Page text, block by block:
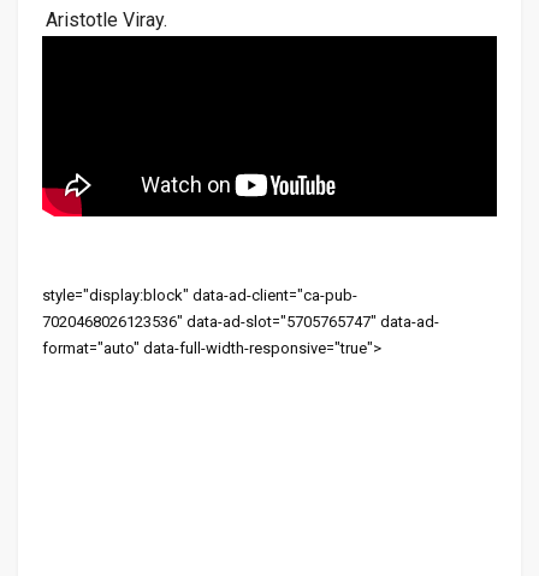
Aristotle Viray.
style="display:block" data-ad-client="ca-pub-
7020468026123536" data-ad-slot="5705765747" data-ad-
format="auto" data-full-width-responsive="true">